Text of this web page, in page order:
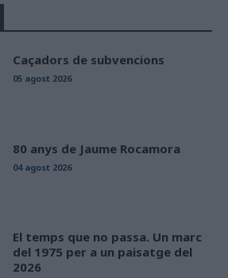
Caçadors de subvencions
05 agost 2026
80 anys de Jaume Rocamora
04 agost 2026
El temps que no passa. Un marc
del 1975 per a un paisatge del
2026